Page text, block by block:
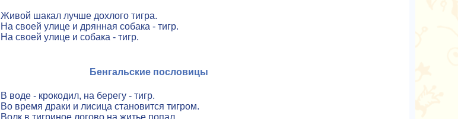
Живой шакал лучше дохлого тигра.
На своей улице и дрянная собака - тигр.
На своей улице и собака - тигр.
Бенгальские пословицы
В воде - крокодил, на берегу - тигр.
Во время драки и лисица становится тигром.
Волк в тигриное логово на житье попал.